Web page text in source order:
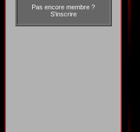
Pas encore membre ?
S'inscrire